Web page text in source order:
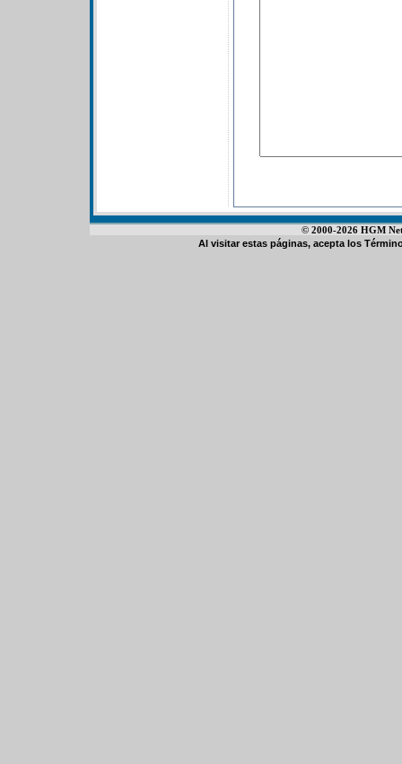
© 2000-2026 HGM
Al visitar estas páginas, acepta los